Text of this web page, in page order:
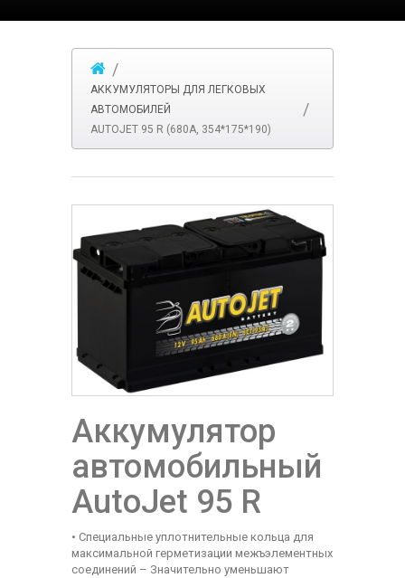
АККУМУЛЯТОРЫ ДЛЯ ЛЕГКОВЫХ
АВТОМОБИЛЕЙ
AUTOJET 95 R (680A, 354*175*190)
Аккумулятор
автомобильный
AutoJet 95 R
• Специальные уплотнительные кольца для
максимальной герметизации межъэлементных
соединений – Значительно уменьшают